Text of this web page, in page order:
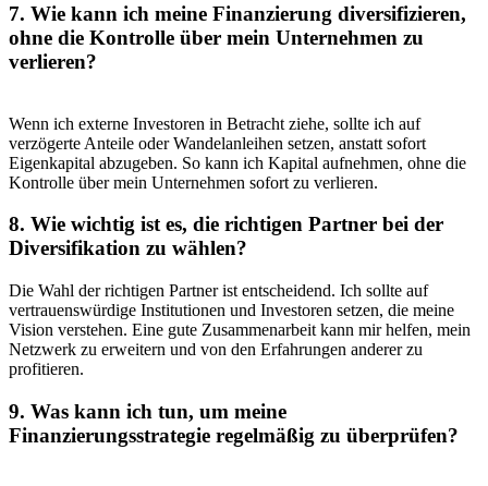
7. Wie kann⁤ ich meine Finanzierung diversifizieren,
ohne ⁣die ⁣Kontrolle ⁤über mein⁣ Unternehmen⁢ zu⁤
verlieren?
Wenn ich ⁢externe Investoren in‍ Betracht⁤ ziehe, sollte ich auf
⁣verzögerte Anteile⁣ oder Wandelanleihen ‌setzen, anstatt sofort
Eigenkapital abzugeben. ‍So kann ich ⁤Kapital ‍aufnehmen, ohne ‍die
Kontrolle über mein⁢ Unternehmen sofort‍ zu verlieren.
8. Wie wichtig ist ‍es, die richtigen ​Partner bei der
Diversifikation zu wählen?
Die​ Wahl der ⁢richtigen Partner ist ⁢entscheidend. ⁢Ich sollte ⁤auf ​
vertrauenswürdige Institutionen und ​Investoren setzen, die meine
Vision verstehen. Eine gute Zusammenarbeit‌ kann mir⁤ helfen, mein
Netzwerk‌ zu ​erweitern und von den ‌Erfahrungen⁣ anderer zu
profitieren.
9. Was​ kann‍ ich tun, um meine⁢
Finanzierungsstrategie regelmäßig zu‌ überprüfen?